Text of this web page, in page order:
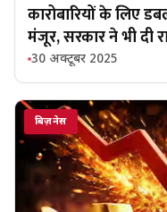
कारोबारियों के लिए
मंजूर, सरकार ने भी दी
30 अक्टूबर 2025
बिज़नेस